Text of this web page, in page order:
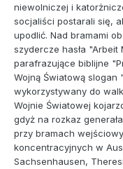
niewolniczej i
socjaliści postarali się,
upodlić. Nad bramami
szydercze hasła "Arbeit
parafrazujące biblijne
Wojną Światową slogan
wykorzystywany do
Wojnie Światowej
gdyż na rozkaz
przy bramach
koncentracyjnych w
Sachsenhausen,